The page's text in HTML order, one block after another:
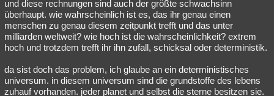
und diese rechnungen sind auch der größte schwachsinn
überhaupt. wie wahrscheinlich ist es, das ihr genau einen
menschen zu genau diesem zeitpunkt trefft und das unter
milliarden weltweit? wie hoch ist die wahrscheinlichkeit? extrem
hoch und trotzdem trefft ihr ihn zufall, schicksal oder deterministik.
da sist doch das problem, ich glaube an ein deterministisches
universum. in diesem universum sind die grundstoffe des lebens
zuhauf vorhanden. jeder planet und selbst die sterne besitzen sie.